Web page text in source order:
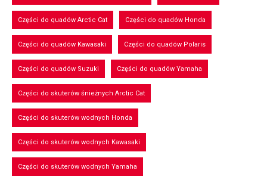
Części do quadów Arctic Cat Części do quadów Honda
Części do quadów Kawasaki Części do quadów Polaris
Części do quadów Suzuki Części do quadów Yamaha
Części do skuterów śnieżnych Arctic Cat
Części do skuterów wodnych Honda
Części do skuterów wodnych Kawasaki
Części do skuterów wodnych Yamaha